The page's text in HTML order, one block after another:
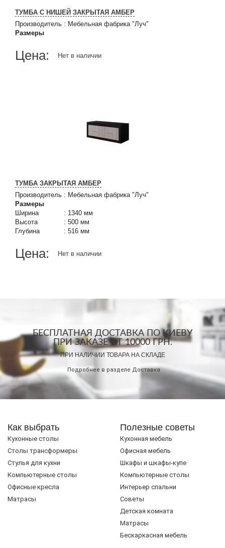
ТУМБА С НИШЕЙ ЗАКРЫТАЯ АМБЕР
Производитель : Мебельная фабрика "Луч"
Размеры
Цена: Нет в наличии
ТУМБА ЗАКРЫТАЯ АМБЕР
Производитель : Мебельная фабрика "Луч"
Размеры
Ширина
: 1340 мм
Высота
: 500 мм
Глубина
: 516 мм
Цена: Нет в наличии
БЕСПЛАТНАЯ ДОСТАВКА ПО КИЕВУ
ПРИ ЗАКАЗЕ ОТ 10000 ГРН.
ПРИ НАЛИЧИИ ТОВАРА НА СКЛАДЕ
Подробнее в разделе Доставка
Как выбрать
Кухонные столы
Cтолы трансформеры
Стулья для кухни
Компьютерные столы
Офисные кресла
Матрасы
Полезные советы
Кухонная мебель
Офисная мебель
Шкафы и шкафы-купе
Компьютерные столы
Интерьер спальни
Советы
Детская комната
Матрасы
Бескаркасная мебель